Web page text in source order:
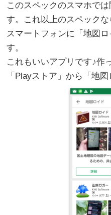
このスペックのスマホで
す。これ以上のスペックな
スマートフォンに「地図
す。
これもいいアプリです♪作
「Playストア」から「地図